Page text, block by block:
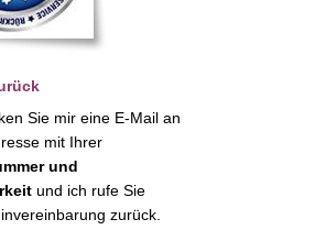
Sie mir eine E-Mail an
mit Ihrer
und
und ich rufe Sie
zurück.